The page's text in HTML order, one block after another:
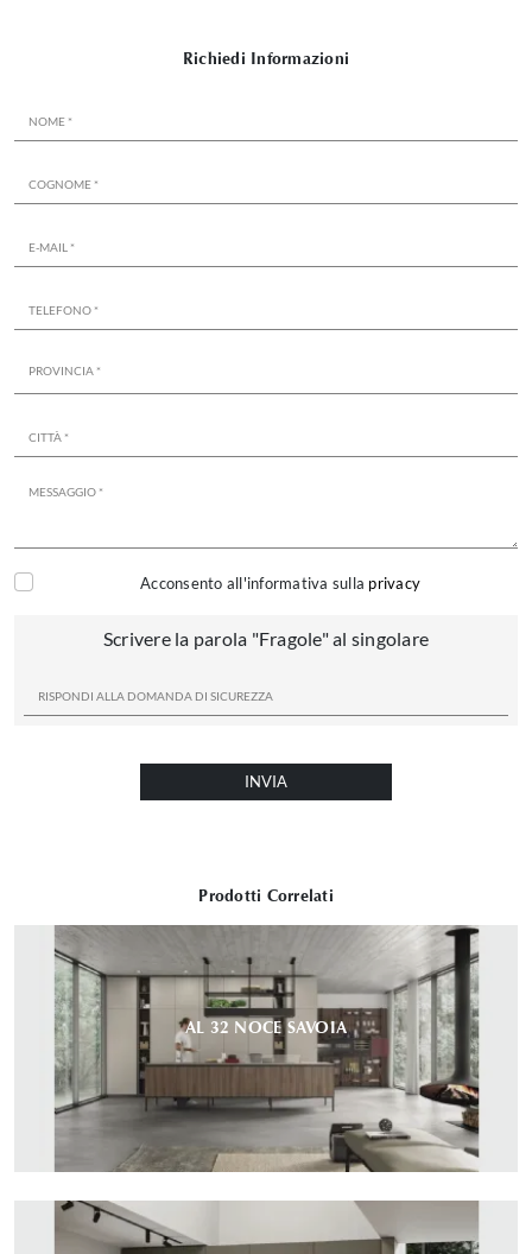
Prodotti Correlati
AL 32 NOCE SAVOIA
Richiedi Informazioni
Acconsento all'informativa sulla privacy
Scrivere la parola "Fragole" al singolare
INVIA